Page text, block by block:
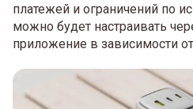
платежей и ограничений по
можно будет настраивать
приложение в зависимости